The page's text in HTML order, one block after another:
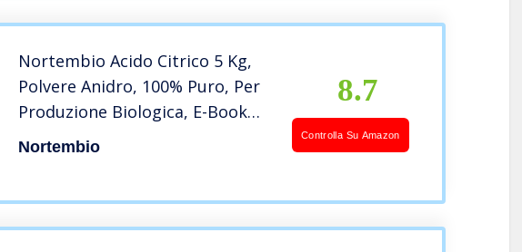
Nortembio Acido Citrico 5 Kg,
Polvere Anidro, 100% Puro, Per
Produzione Biologica, E-Book
Incluso
Nortembio
8.7
Controlla Su Amazon